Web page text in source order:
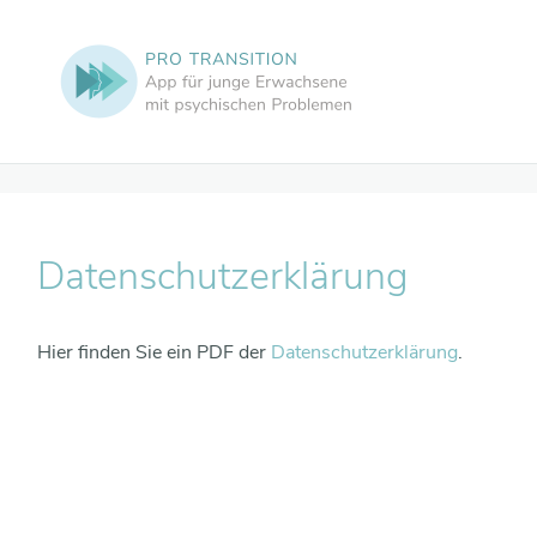
Daten­schutz­er­klärung
Hier finden Sie ein PDF der Datenschutzerklärung.